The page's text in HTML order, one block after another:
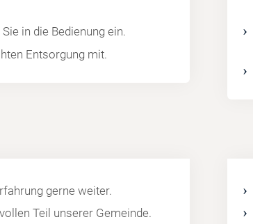
in die Bedienung ein.
Entsorgung mit.
gerne weiter.
Teil unserer Gemeinde.